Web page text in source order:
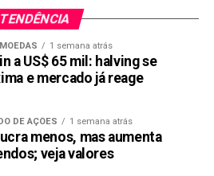
TENDÊNCIA
1 semana atrás
a US$ 65 mil: halving se
e mercado já reage
DE AÇÕES 1 semana atrás
menos, mas aumenta
veja valores